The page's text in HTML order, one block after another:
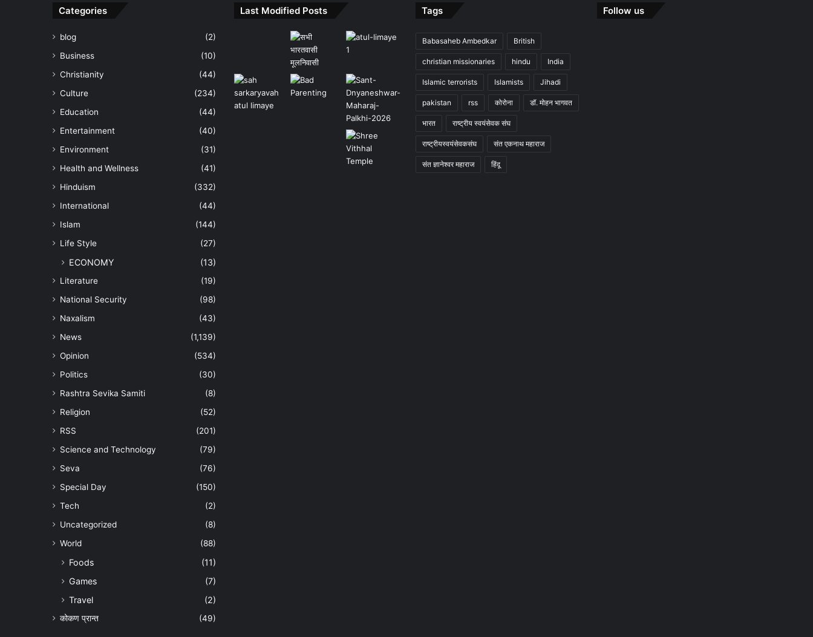
Categories
blog
(2)
Business
(10)
Christianity
(44)
Culture
(234)
Education
(44)
Entertainment
(40)
Environment
(31)
Health and Wellness
(41)
Hinduism
(332)
International
(44)
Islam
(144)
Life Style
(27)
ECONOMY (13)
Literature
(19)
National Security
(98)
Naxalism
(43)
News
(1,139)
Opinion
(534)
Politics
(30)
Rashtra Sevika Samiti
(8)
Religion
(52)
RSS
(201)
Science and Technology
(79)
Seva
(76)
Special Day
(150)
Tech
(2)
Uncategorized
(8)
World
(88)
Foods
(11)
Games
(7)
Travel
(2)
कोकण प्रान्त (49)
Last Modified Posts Tags
Babasaheb Ambedkar British
christian missionaries hindu India
Islamic terrorists Islamists Jihadi
pakistan rss कोरोना डॉ. मोहन भागवत
भारत राष्ट्रीय स्वयंसेवक संघ
राष्ट्रीयस्वयंसेवकसंघ संत एकनाथ महाराज
संत ज्ञानेश्वर महाराज हिंदू
Follow us